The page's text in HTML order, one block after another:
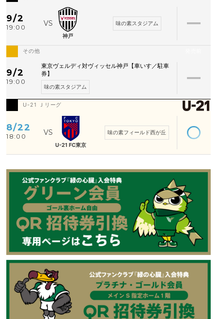
9/2
19:00
神戸
味の素スタジアム
その他
9/2
19:00
東京ヴェルディ対ヴィッセル神戸【車いす／駐車
券】
味の素スタジアム
U-21 Ｊリーグ 空席あり
8/22
18:00
U-21 FC東京
味の素フィールド西が丘